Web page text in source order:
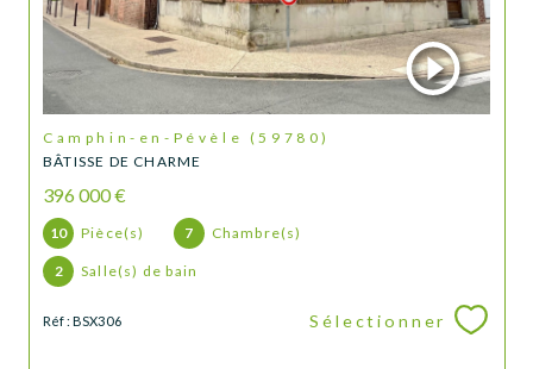
Camphin-en-Pévèle (59780)
BÂTISSE DE CHARME
396 000 €
10 Pièce(s) 7 Chambre(s)
2 Salle(s) de bain
Réf : BSX306 Sélectionner